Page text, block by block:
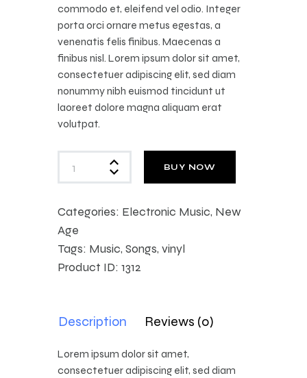
commodo et, eleifend vel odio. Integer
porta orci ornare metus egestas, a
venenatis felis finibus. Maecenas a
finibus nisl. Lorem ipsum dolor sit amet,
consectetuer adipiscing elit, sed diam
nonummy nibh euismod tincidunt ut
laoreet dolore magna aliquam erat
volutpat.
BUY NOW
Categories: Electronic Music, New
Age
Tags: Music, Songs, vinyl
Product ID: 1312
Description Reviews (0)
Lorem ipsum dolor sit amet,
consectetuer adipiscing elit, sed diam